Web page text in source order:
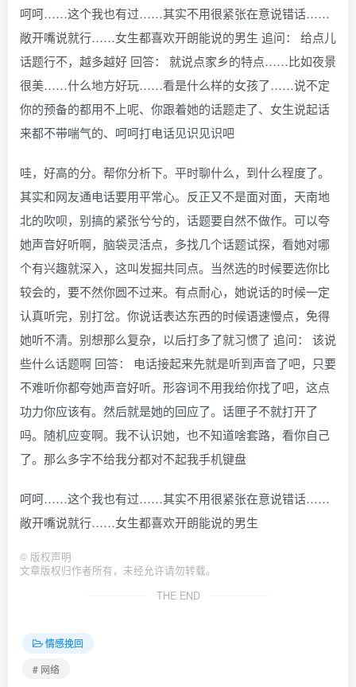
呵呵……这个我也有过……其实不用很紧张在意说错话……
敞开嘴说就行……女生都喜欢开朗能说的男生 追问： 给点儿
话题行不，越多越好 回答： 就说点家乡的特点……比如夜景
很美……什么地方好玩……看是什么样的女孩了……说不定
你的预备的都用不上呢、你跟着她的话题走了、女生说起话
来都不带喘气的、呵呵打电话见识见识吧
哇，好高的分。帮你分析下。平时聊什么，到什么程度了。
其实和网友通电话要用平常心。反正又不是面对面，天南地
北的吹呗，别搞的紧张兮兮的，话题要自然不做作。可以夸
她声音好听啊，脑袋灵活点，多找几个话题试探，看她对哪
个有兴趣就深入，这叫发掘共同点。当然选的时候要选你比
较会的，要不然你圆不过来。有点耐心，她说话的时候一定
认真听完，别打岔。你说话表达东西的时候语速慢点，免得
她听不清。别想那么复杂，以后打多了就习惯了 追问： 该说
些什么话题啊 回答： 电话接起来先就是听到声音了吧，只要
不难听你都夸她声音好听。形容词不用我给你找了吧，这点
功力你应该有。然后就是她的回应了。话匣子不就打开了
吗。随机应变啊。我不认识她，也不知道啥套路，看你自己
了。那么多字不给我分都对不起我手机键盘
呵呵……这个我也有过……其实不用很紧张在意说错话……
敞开嘴说就行……女生都喜欢开朗能说的男生
© 版权声明
文章版权归作者所有，未经允许请勿转载。
THE END
情感挽回
# 网络